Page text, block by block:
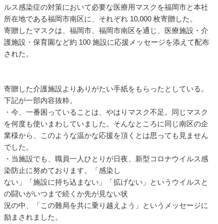
ルス感染症の対策において必要な医療用マスクを福岡市と本社
所在地である福岡市南区に、それぞれ 10,000 枚寄贈した。
寄贈したマスクは、福岡市、福岡市南区を通じ、医療施設・介
護施設・保育園など約 100 施設に応援メッセージを添えて配布
された。
寄贈した介護施設よりありがたい手紙をもらったとしている。
下記が一部内容抜粋。
・今、一番困っていることは、やはりマスク不足。同じマスク
を何度も使いまわしていました。そんなところに同じ南区の企
業様から、このような温かな応援を頂くとは思っても見ません
でした。
・当施設でも、職員一人ひとりが日夜、新型コロナウイルス感
染防止に努めております。「感染し
ない」「施設に持ち込まない」「拡げない」というウイルスと
の闘いがいつまで続くか先が見ない状
況の中、「この難局を共に乗り越えよう」というメッセージに
励まされました。